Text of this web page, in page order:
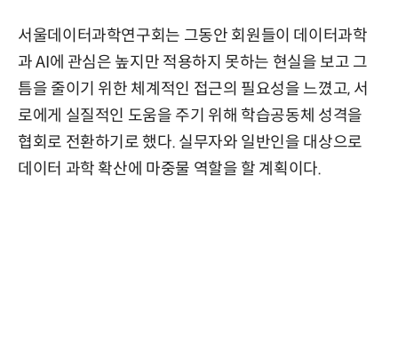
서울데이터과학연구회는 그동안 회원들이 데이터과학
과 AI에 관심은 높지만 적용하지 못하는 현실을 보고 그
틈을 줄이기 위한 체계적인 접근의 필요성을 느꼈고, 서
로에게 실질적인 도움을 주기 위해 학습공동체 성격을
협회로 전환하기로 했다. 실무자와 일반인을 대상으로
데이터 과학 확산에 마중물 역할을 할 계획이다.